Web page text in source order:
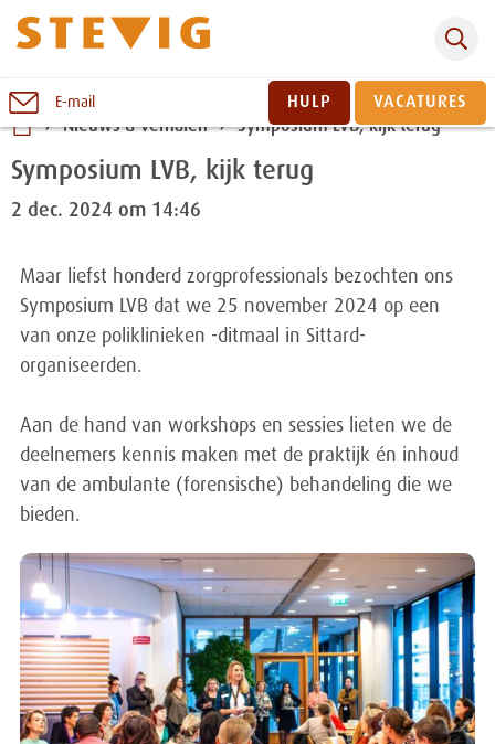
Naar
inhoud
E-mail HULP
VACATURES
Nieuws & verhalen
Symposium LVB, kijk terug
Symposium LVB, kijk terug
2 dec. 2024 om 14:46
Maar liefst honderd zorgprofessionals bezochten ons
Symposium LVB dat we 25 november 2024 op een
van onze poliklinieken -ditmaal in Sittard-
organiseerden.
Aan de hand van workshops en sessies lieten we de
deelnemers kennis maken met de praktijk én inhoud
van de ambulante (forensische) behandeling die we
bieden.